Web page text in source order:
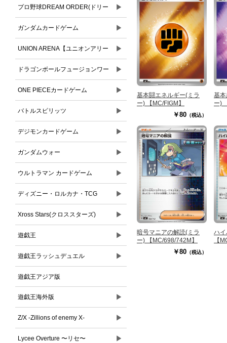
GAME(ホロライブオフィシャルカ
ードゲーム)
プロ野球DREAM ORDER(ドリー
ムオーダー)
▶
ガンダムカードゲーム ▶
UNION ARENA【ユニオンアリー
ナ】
▶
ドラゴンボールフュージョンワー
ルド
▶
ONE PIECEカードゲーム ▶
バトルスピリッツ ▶
デジモンカードゲーム ▶
ガンダムウォー ▶
ウルトラマン カードゲーム ▶
ディズニー・ロルカナ・TCG ▶
Xross Stars(クロススターズ) ▶
遊戯王 ▶
遊戯王ラッシュデュエル ▶
遊戯王アジア版
遊戯王海外版 ▶
Z/X -Zillions of enemy X- ▶
Lycee Overture 〜リセ〜 ▶
基本闘エネルギー(ミラ
ー) 【MC/FIGM】
￥80 （税込）
基
ー)
暗号マニアの解読(ミラ
ー) 【MC/698/742M】
￥80 （税込）
ハ
【